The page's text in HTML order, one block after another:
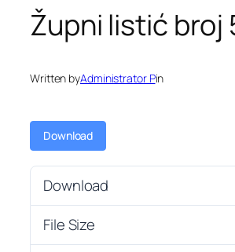
Župni listić broj
Written byAdministrator Pin
Download
Download
File Size